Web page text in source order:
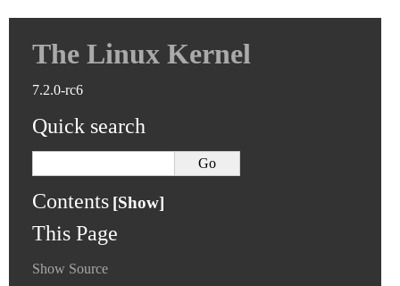
The Linux Kernel
7.2.0-rc6
Quick search
Contents
This Page
Show Source